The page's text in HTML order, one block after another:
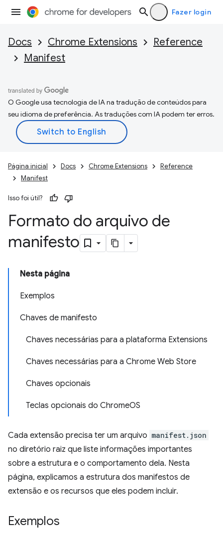
Fazer login
Docs Chrome Extensions
Reference
Manifest
O Google usa tecnologia de IA na tradução de conteúdos para
seu idioma de preferência. As traduções com IA podem ter erros.
Página inicial Docs Chrome Extensions
Reference
Manifest
Isso foi útil?
Formato do arquivo de
manifesto
Nesta página
Exemplos
Chaves de manifesto
Chaves necessárias para a plataforma Extensions
Chaves necessárias para a Chrome Web Store
Chaves opcionais
Teclas opcionais do ChromeOS
Cada extensão precisa ter um arquivo manifest.json
no diretório raiz que liste informações importantes
sobre a estrutura e o comportamento dela. Nesta
página, explicamos a estrutura dos manifestos de
extensão e os recursos que eles podem incluir.
Exemplos